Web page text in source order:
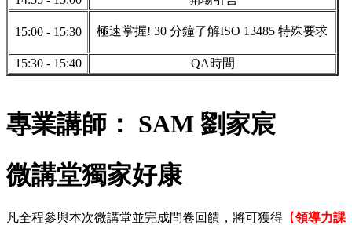
15:00 - 15:30 極速掌握! 30 分鐘了解ISO 13485 特殊要求
15:30 - 15:40 QA時間
專業講師： SAM 劉家宸
微講堂獨家好康
凡全程參與本次微講堂並完成問卷回饋，將可獲得 【領導力課